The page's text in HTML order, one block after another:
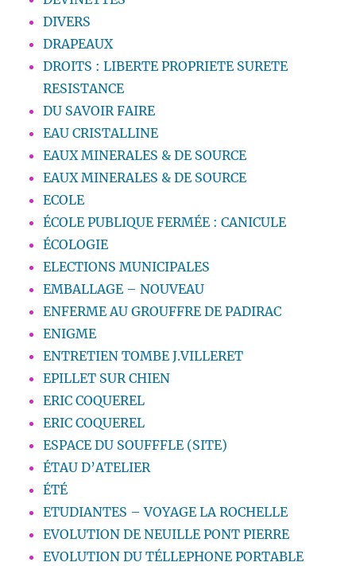
DIVERS
DRAPEAUX
DROITS : LIBERTE PROPRIETE SURETE
RESISTANCE
DU SAVOIR FAIRE
EAU CRISTALLINE
EAUX MINERALES & DE SOURCE
EAUX MINERALES & DE SOURCE
ECOLE
ÉCOLE PUBLIQUE FERMÉE : CANICULE
ÉCOLOGIE
ELECTIONS MUNICIPALES
EMBALLAGE – NOUVEAU
ENFERME AU GROUFFRE DE PADIRAC
ENIGME
ENTRETIEN TOMBE J.VILLERET
EPILLET SUR CHIEN
ERIC COQUEREL
ERIC COQUEREL
ESPACE DU SOUFFFLE (SITE)
ÉTAU D’ATELIER
ÉTÉ
ETUDIANTES – VOYAGE LA ROCHELLE
EVOLUTION DE NEUILLE PONT PIERRE
EVOLUTION DU TÉLLEPHONE PORTABLE